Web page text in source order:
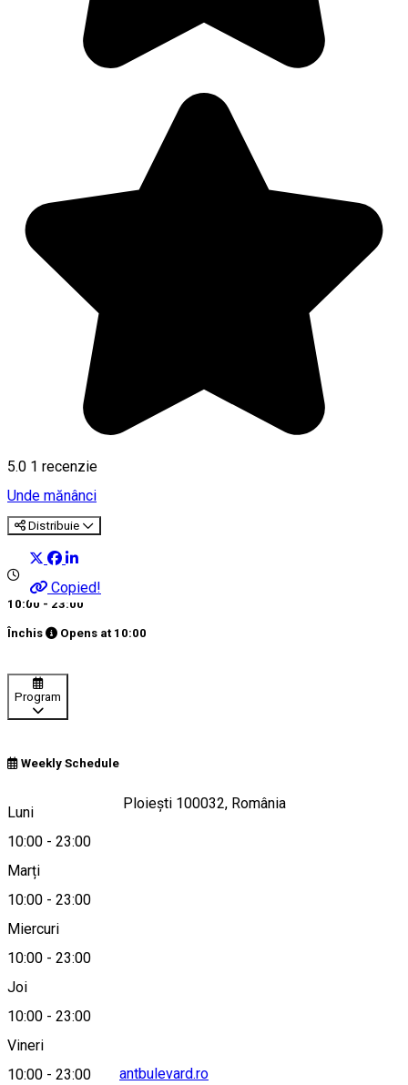
5.0 1 recenzie
Unde mănânci
Distribuie
Copied!
10:00 - 23:00
Închis Opens at 10:00
Program
Weekly Schedule
Luni
10:00 - 23:00
Marți
10:00 - 23:00
Miercuri
10:00 - 23:00
Joi
10:00 - 23:00
Vineri
10:00 - 23:00
Strada Golești 25, Ploiești 100032, România
Hartă
comenzi@restaurantbulevard.ro